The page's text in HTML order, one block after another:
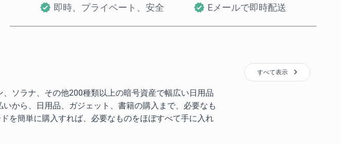
即時、プライベート、安全 Eメールで即時配送
ソラナ、その他200種類以上の暗号資産で幅広い日用品
から、日用品、ガジェット、書籍の購入まで、必要なも
を簡単に購入すれば、必要なものをほぼすべて手に入れ
すべて表示